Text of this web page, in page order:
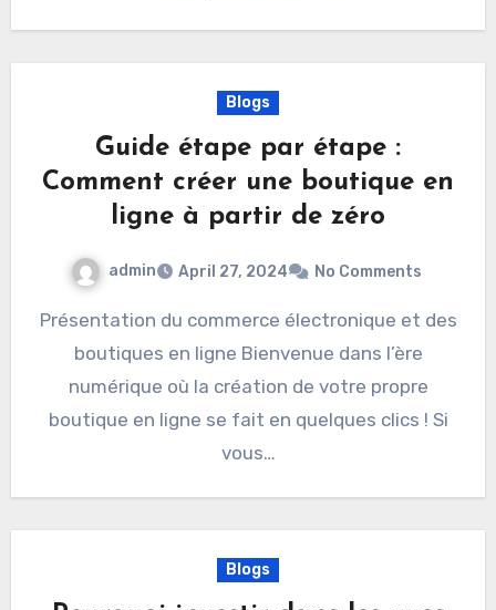
Blogs
Guide étape par étape :
Comment créer une boutique en
ligne à partir de zéro
admin April 27, 2024 No Comments
Présentation du commerce électronique et des
boutiques en ligne Bienvenue dans l’ère
numérique où la création de votre propre
boutique en ligne se fait en quelques clics ! Si
vous…
Blogs